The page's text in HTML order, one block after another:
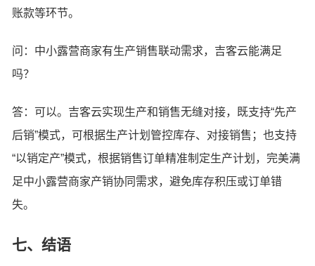
账款等环节。
问：中小露营商家有生产销售联动需求，吉客云能满足
吗？
答：可以。吉客云实现生产和销售无缝对接，既支持“先产
后销”模式，可根据生产计划管控库存、对接销售；也支持
“以销定产”模式，根据销售订单精准制定生产计划，完美满
足中小露营商家产销协同需求，避免库存积压或订单错
失。
七、结语